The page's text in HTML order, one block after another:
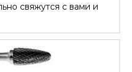
свяжутся с вами и